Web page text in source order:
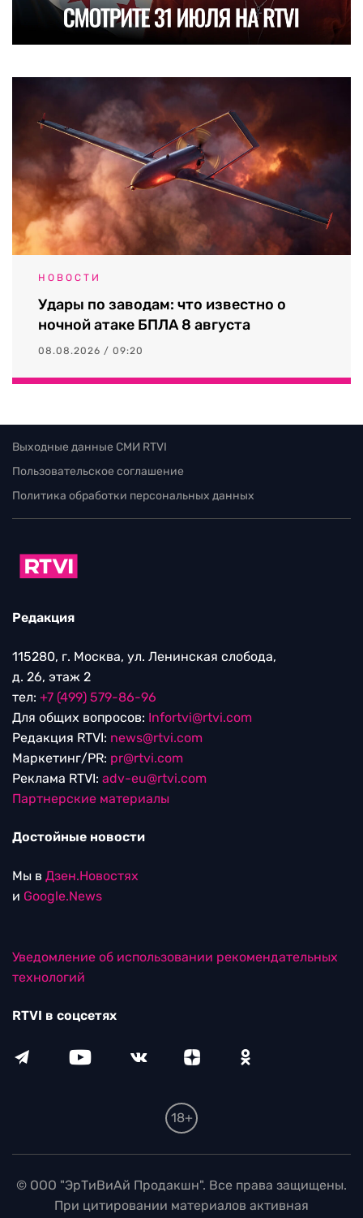
НОВОСТИ
Удары по заводам: что известно о
ночной атаке БПЛА 8 августа
08.08.2026 / 09:20
Выходные данные СМИ RTVI
Пользовательское соглашение
Политика обработки персональных данных
Редакция
115280, г. Москва, ул. Ленинская слобода,
д. 26, этаж 2
тел: +7 (499) 579-86-96
Для общих вопросов: Infortvi@rtvi.com
Редакция RTVI: news@rtvi.com
Маркетинг/PR: pr@rtvi.com
Реклама RTVI: adv-eu@rtvi.com
Партнерские материалы
Достойные новости
Мы в Дзен.Новостях
и Google.News
Уведомление об использовании рекомендательных
технологий
RTVI в соцсетях
18+
© ООО "ЭрТиВиАй Продакшн". Все права защищены.
При цитировании материалов активная